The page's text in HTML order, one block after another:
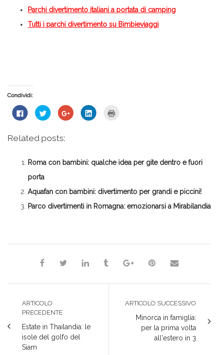
Parchi divertimento italiani a portata di camping
Tutti i parchi divertimento su Bimbieviaggi
Condividi:
Fai
clic
su
Facebook
in
una
finestra)
Fai
clic
condividere
su
in
Fai
clic
apre
in
Fai
clic
apre
in
una
nuova
Related posts:
Roma con bambini: qualche idea per gite dentro e fuori
porta
Aquafan con bambini: divertimento per grandi e piccini!
Parco divertimenti in Romagna: emozionarsi a Mirabilandia
ARTICOLO
PRECEDENTE
Estate in Thailandia: le
isole del golfo del
Siam
ARTICOLO SUCCESSIVO
Minorca in famiglia:
per la prima volta
all'estero in 3